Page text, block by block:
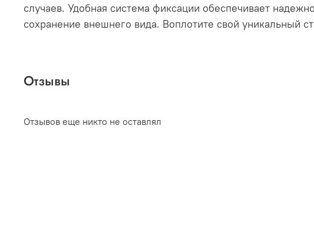
случаев. Удобная система фиксации обеспечивает
сохранение внешнего вида. Воплотите свой уникальный
Отзывы
Отзывов еще никто не оставлял